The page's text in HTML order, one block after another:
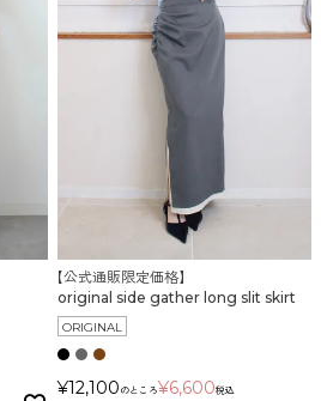
【公式通販限定価格】
original side gather long slit skirt
ORIGINAL
¥12,100 のところ¥6,600税込